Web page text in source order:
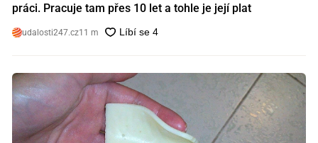
práci. Pracuje tam přes 10 let a tohle je její plat
udalosti247.cz11 m